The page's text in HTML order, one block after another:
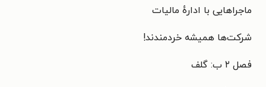
ماجراهایی با ادارهٔ مالیات
شرکت‌ها همیشه خردمندند!
فصل ۲ ب: گلف